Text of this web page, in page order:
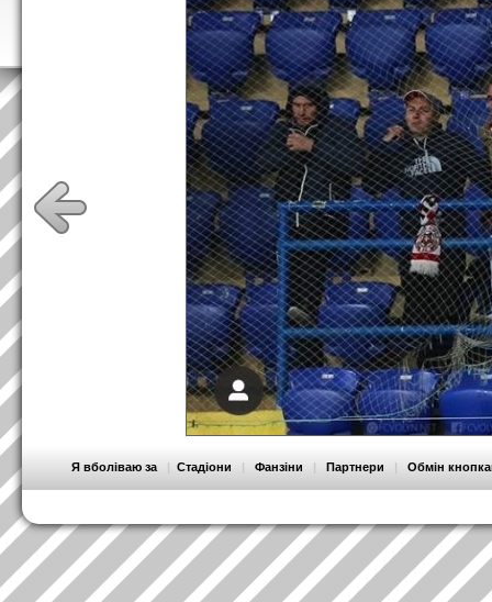
Я вболіваю за | Стадіони | Фанзіни | Партнери | Обмін